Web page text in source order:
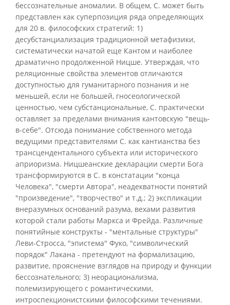
бессознательные аномалии. В общем, С. может быть
представлен как суперпозиция ряда определяющих
для 20 в. философских стратегий: 1)
десубстанциализация традиционной метафизики,
систематически начатой еще Кантом и наиболее
драматично продолженной Ницше. Утверждая, что
реляционные свойства элементов отличаются
доступностью для гуманитарного познания и не
меньшей, если не большей, гносеологической
ценностью, чем субстанциональные, С. практически
оставляет за пределами внимания кантовскую "вещь-
в-себе". Отсюда понимание собственного метода
ведущими представителями С. как кантианства без
трансцендентального субъекта или исторического
априоризма. Ницшеанские декларации смерти Бога
трансформируются в С. в констатации "конца
Человека", "смерти Автора", неадекватности понятий
"произведение", "творчество" и т.д.; 2) экспликации
внеразумных оснований разума, вехами развития
которой стали работы Маркса и Фрейда. Различные
понятийные конструкты - "ментальные структуры"
Леви-Стросса, "эпистема" Фуко, "символический
порядок" Лакана - претендуют на формализацию,
развитие, прояснение взглядов на природу и функции
бессознательного; 3) неорационализма,
полемизирующего с романтическими,
интроспекционистскими философскими течениями.